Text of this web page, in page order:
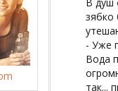
зябко
- Уже
Вода
так...